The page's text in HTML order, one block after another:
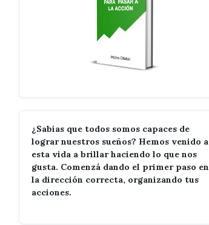
¿Sabías que todos somos capaces de
lograr nuestros sueños? Hemos venido a
esta vida a brillar haciendo lo que nos
gusta. Comenzá dando el primer paso en
la dirección correcta, organizando tus
acciones.